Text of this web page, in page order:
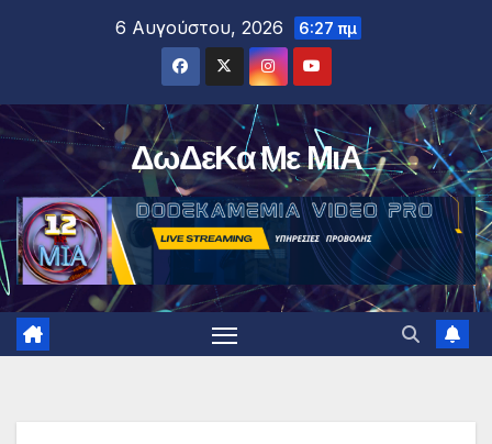
6 Αυγούστου, 2026 6:27 πμ
ΔωΔεΚα Με ΜιΑ